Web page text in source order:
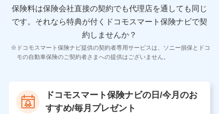
報、建物の構造や築年数などの情報、ペットの種類や年
齢などの情報などが含まれます。
【共同して利用する者の範囲】
当社
当社又は株式会社NTTドコモが提供する保険関連サービ
スにおけるユーザ登録受付および管理のため
保険料は保険会社直接の契約でも代理店を通しても同じ
です。 それなら特典が付くドコモスマート保険ナビで契
約しませんか？
ドコモスマート保険ナビ提供の契約者専用サービスは、ソニー損保とドコ
モの自動車保険のご契約者さまへの提供はございません。
ドコモスマート保険ナビの日/今月のお
すすめ/毎月プレゼント